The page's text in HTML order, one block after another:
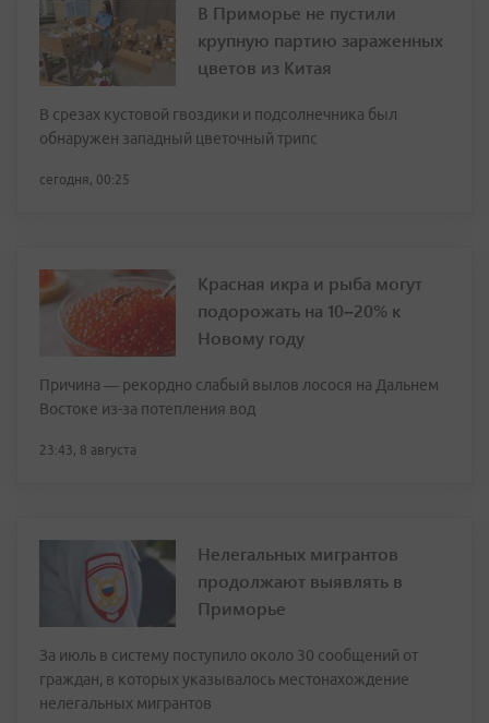
В Приморье не пустили
крупную партию зараженных
цветов из Китая
В срезах кустовой гвоздики и подсолнечника был
обнаружен западный цветочный трипс
сегодня, 00:25
Красная икра и рыба могут
подорожать на 10–20% к
Новому году
Причина — рекордно слабый вылов лосося на Дальнем
Востоке из-за потепления вод
23:43, 8 августа
Нелегальных мигрантов
продолжают выявлять в
Приморье
За июль в систему поступило около 30 сообщений от
граждан, в которых указывалось местонахождение
нелегальных мигрантов